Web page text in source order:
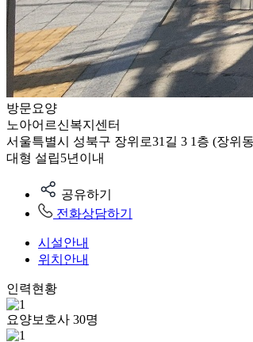
방문요양
노아어르신복지센터
서울특별시 성북구 장위로31길 3 1층 (장위
대형 설립5년이내
공유하기
전화상담하기
시설안내
위치안내
인력현황
요양보호사 30명